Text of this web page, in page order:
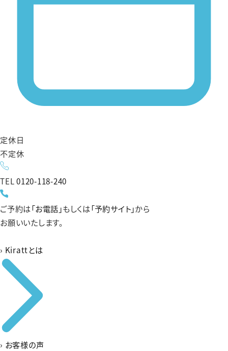
定休日
不定休
TEL0120-118-240
ご予約は「お電話」もしくは「予約サイト」から
お願いいたします。
› Kirattとは
› お客様の声